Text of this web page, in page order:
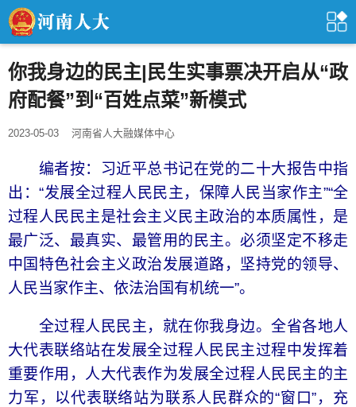
你我身边的民主|民生实事票决开启从“政
府配餐”到“百姓点菜”新模式
2023-05-03 河南省人大融媒体中心
编者按：习近平总书记在党的二十大报告中指
出：“发展全过程人民民主，保障人民当家作主”“全
过程人民民主是社会主义民主政治的本质属性，是
最广泛、最真实、最管用的民主。必须坚定不移走
中国特色社会主义政治发展道路，坚持党的领导、
人民当家作主、依法治国有机统一”。
全过程人民民主，就在你我身边。全省各地人
大代表联络站在发展全过程人民民主过程中发挥着
重要作用，人大代表作为发展全过程人民民主的主
力军，以代表联络站为联系人民群众的“窗口”，充